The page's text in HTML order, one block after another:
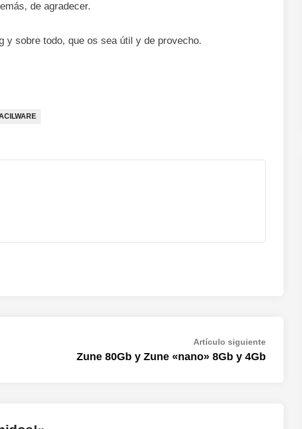
de agradecer.
y sobre todo, que os sea útil y de provecho.
Artículo siguienteArtículo
siguiente:
Zune 80Gb y Zune «nano» 8Gb y 4Gb